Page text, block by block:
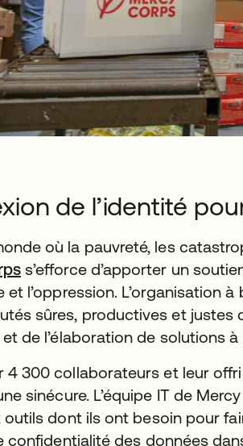
de l’identité
où la pauvreté, les
s’efforce d’apporter un
et l’oppression. L’organisation
sûres, productives et justes
et de l’élaboration de solutions
4 300 collaborateurs et leur
sinécure. L’équipe IT de
outils dont ils ont besoin pour
confidentialité des données